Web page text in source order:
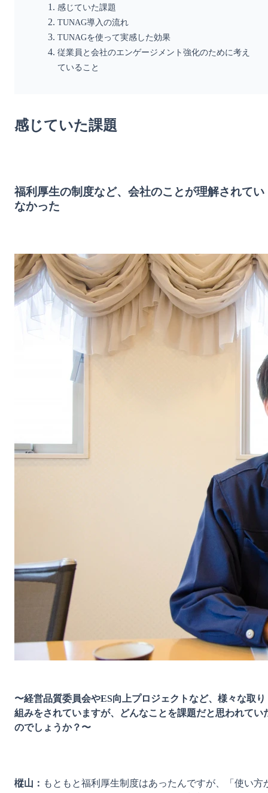
感じていた課題
TUNAG導入の流れ
TUNAGを使って実感した効果
従業員と会社のエンゲージメント強化のために考え
ていること
感じていた課題
福利厚生の制度など、会社のことが理解されてい
なかった
〜経営品質委員会やES向上プロジェクトなど、様々な取り
組みをされていますが、どんなことを課題だと思われてい
のでしょうか？〜
樅山： もともと福利厚生制度はあったんですが、「使い方